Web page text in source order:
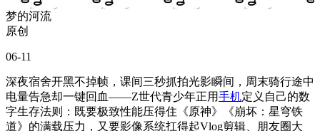
梦的河流
原创
06-11
深夜宿舍开黑不掉帧，课间三秒抓拍光影瞬间，周末骑行途中
电量告急却一键回血——Z世代青少年正用手机定义自己的数
字生存法则：既要极致性能压得住《原神》《崩坏：星穹铁
道》的满载压力，又要影像系统扛得起Vlog剪辑、朋友圈大